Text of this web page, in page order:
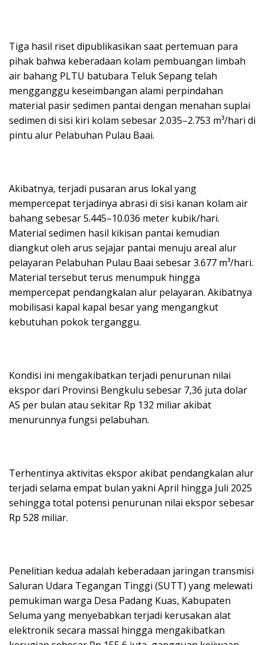
Tiga hasil riset dipublikasikan saat pertemuan para
pihak bahwa keberadaan kolam pembuangan limbah
air bahang PLTU batubara Teluk Sepang telah
mengganggu keseimbangan alami perpindahan
material pasir sedimen pantai dengan menahan suplai
sedimen di sisi kiri kolam sebesar 2.035–2.753 m³/hari di
pintu alur Pelabuhan Pulau Baai.
Akibatnya, terjadi pusaran arus lokal yang
mempercepat terjadinya abrasi di sisi kanan kolam air
bahang sebesar 5.445–10.036 meter kubik/hari.
Material sedimen hasil kikisan pantai kemudian
diangkut oleh arus sejajar pantai menuju areal alur
pelayaran Pelabuhan Pulau Baai sebesar 3.677 m³/hari.
Material tersebut terus menumpuk hingga
mempercepat pendangkalan alur pelayaran. Akibatnya
mobilisasi kapal kapal besar yang mengangkut
kebutuhan pokok terganggu.
Kondisi ini mengakibatkan terjadi penurunan nilai
ekspor dari Provinsi Bengkulu sebesar 7,36 juta dolar
AS per bulan atau sekitar Rp 132 miliar akibat
menurunnya fungsi pelabuhan.
Terhentinya aktivitas ekspor akibat pendangkalan alur
terjadi selama empat bulan yakni April hingga Juli 2025
sehingga total potensi penurunan nilai ekspor sebesar
Rp 528 miliar.
Penelitian kedua adalah keberadaan jaringan transmisi
Saluran Udara Tegangan Tinggi (SUTT) yang melewati
pemukiman warga Desa Padang Kuas, Kabupaten
Seluma yang menyebabkan terjadi kerusakan alat
elektronik secara massal hingga mengakibatkan